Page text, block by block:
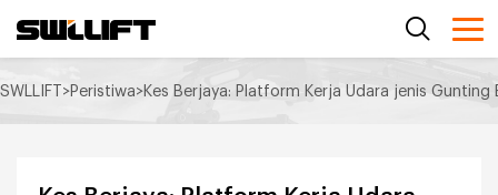
SWLLIFT>Peristiwa>Kes Berjaya: Platform Kerja Udara jenis